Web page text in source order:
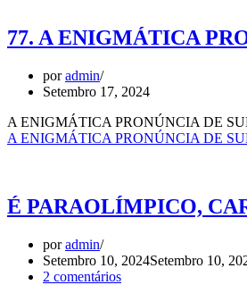
77. A ENIGMÁTICA
poradmin
Setembro 17, 2024
A ENIGMÁTICA PRONÚNCIA DE
A ENIGMÁTICA PRONÚNCIA DE
É PARAOLÍMPICO,
poradmin
Setembro 10, 2024Setembro 10,
2 comentários